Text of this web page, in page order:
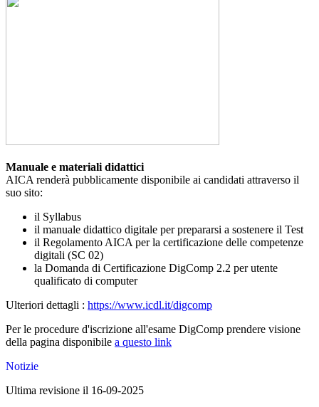
Manuale e materiali didattici
AICA renderà pubblicamente disponibile ai candidati attraverso il
suo sito:
il Syllabus
il manuale didattico digitale per prepararsi a sostenere il Test
il Regolamento AICA per la certificazione delle competenze
digitali (SC 02)
la Domanda di Certificazione DigComp 2.2 per utente
qualificato di computer
Ulteriori dettagli : https://www.icdl.it/digcomp
Per le procedure d'iscrizione all'esame DigComp prendere visione
della pagina disponibile a questo link
Notizie
Ultima revisione il 16-09-2025